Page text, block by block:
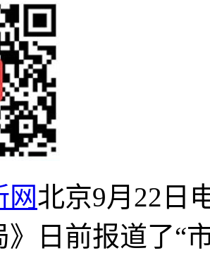
网北京9月22日
》日前报道了“